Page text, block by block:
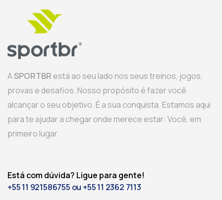
ASPORTBR está ao seu lado nos seus treinos, jogos,
provas e desafios. Nosso propósito é fazer você
alcançar o seu objetivo. É a sua conquista. Estamos aqui
para te ajudar a chegar onde merece estar: Você, em
primeiro lugar.
Está com dúvida? Ligue para gente!
+55 11 921586755 ou +55 11 2362 7113